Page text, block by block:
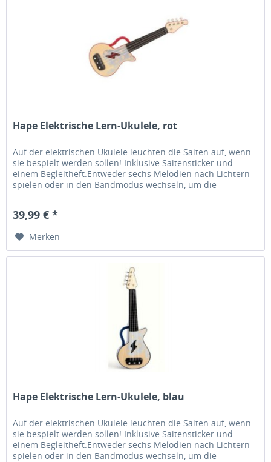
Hape Elektrische Lern-Ukulele, rot
Auf der elektrischen Ukulele leuchten die Saiten auf, wenn
sie bespielt werden sollen! Inklusive Saitensticker und
einem Begleitheft.Entweder sechs Melodien nach Lichtern
spielen oder in den Bandmodus wechseln, um die
39,99 € *
Merken
Hape Elektrische Lern-Ukulele, blau
Auf der elektrischen Ukulele leuchten die Saiten auf, wenn
sie bespielt werden sollen! Inklusive Saitensticker und
einem Begleitheft.Entweder sechs Melodien nach Lichtern
spielen oder in den Bandmodus wechseln, um die